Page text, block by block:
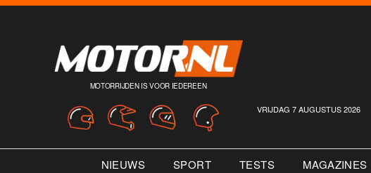
MOTORRIJDEN IS VOOR IEDEREEN
VRIJDAG 7 AUGUSTUS 2026
NIEUWS SPORT TESTS MAGAZINES